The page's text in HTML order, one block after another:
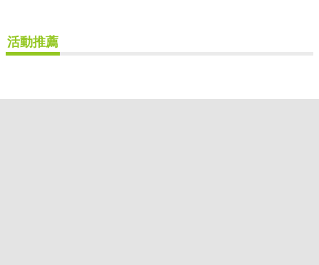
Bloomsbury Publishing(1)
活動推薦